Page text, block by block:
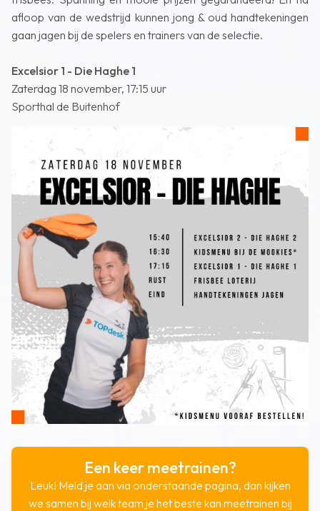
afloop van de wedstrijd kunnen jong & oud handtekeningen
gaan jagen bij de spelers en trainers van de selectie.
Excelsior 1 - Die Haghe 1
Zaterdag 18 november, 17:15 uur
Sporthal de Buitenhof
Een keer meetrainen?
Leuk! Meld je aan via onderstaande pagina, dan kijken
we samen bij welk team je het beste kan meetrainen bij